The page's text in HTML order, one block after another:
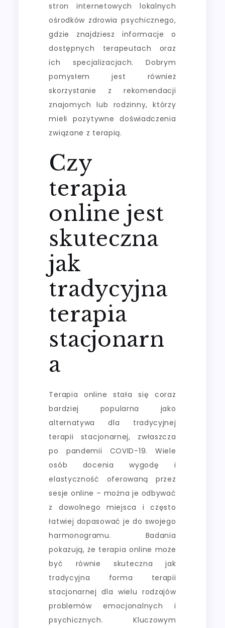
stron internetowych lokalnych
ośrodków zdrowia psychicznego,
gdzie znajdziesz informacje o
dostępnych terapeutach oraz
ich specjalizacjach. Dobrym
pomysłem jest również
skorzystanie z rekomendacji
znajomych lub rodzinny, którzy
mieli pozytywne doświadczenia
związane z terapią.
Czy
terapia
online jest
skuteczna
jak
tradycyjna
terapia
stacjonarn
a
Terapia online stała się coraz
bardziej popularna jako
alternatywa dla tradycyjnej
terapii stacjonarnej, zwłaszcza
po pandemii COVID-19. Wiele
osób docenia wygodę i
elastyczność oferowaną przez
sesje online – można je odbywać
z dowolnego miejsca i często
łatwiej dopasować je do swojego
harmonogramu. Badania
pokazują, że terapia online może
być równie skuteczna jak
tradycyjna forma terapii
stacjonarnej dla wielu rodzajów
problemów emocjonalnych i
psychicznych. Kluczowym